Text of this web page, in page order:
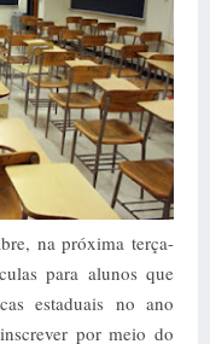
na próxima terça-
para alunos que
estaduais no ano
por meio do